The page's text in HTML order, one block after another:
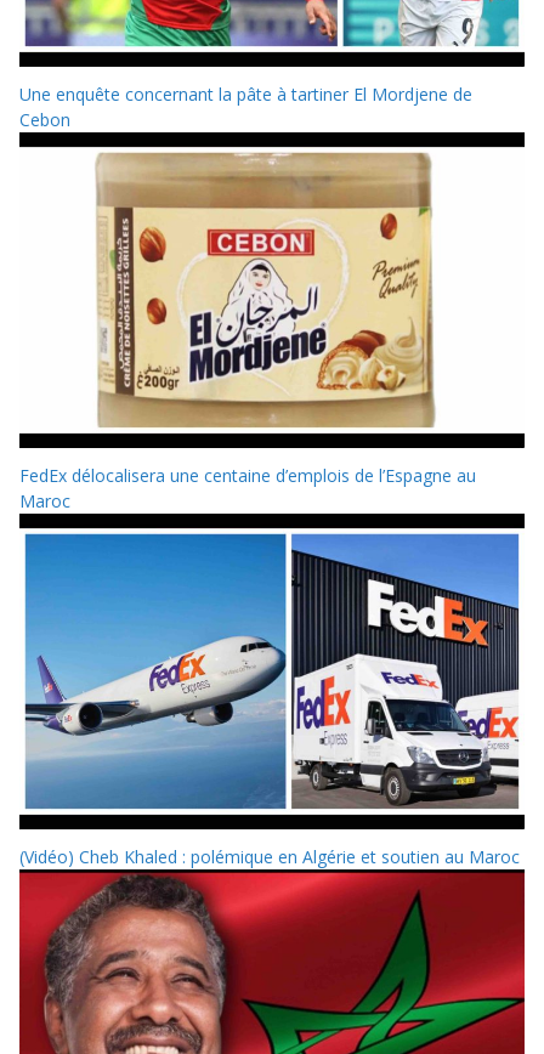
Une enquête concernant la pâte à tartiner El Mordjene de
Cebon
FedEx délocalisera une centaine d’emplois de l’Espagne au
Maroc
(Vidéo) Cheb Khaled : polémique en Algérie et soutien au Maroc